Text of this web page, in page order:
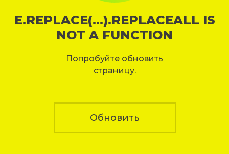
E.REPLACE(...).REPLACEALL IS
NOT A FUNCTION
Попробуйте обновить
страницу.
Обновить